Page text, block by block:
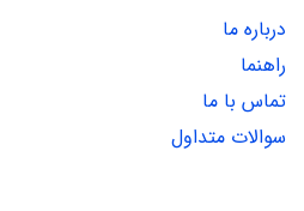
درباره ما
راهنما
تماس با ما
سوالات متداول